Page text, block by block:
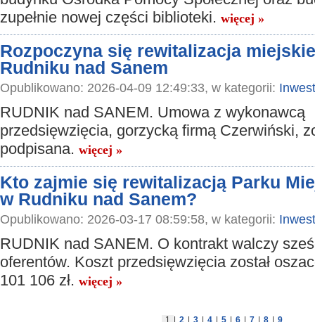
zupełnie nowej części biblioteki. więcej »
Rozpoczyna się rewitalizacja
Rudniku nad Sanem
Opublikowano: 2026-04-09 12:49:33, w kategorii:
RUDNIK nad SANEM. Umowa z wykonawcą
przedsięwzięcia, gorzycką firmą Czerwiński,
podpisana. więcej »
Kto zajmie się rewitalizacją Parku
w Rudniku nad Sanem?
Opublikowano: 2026-03-17 08:59:58, w kategorii:
RUDNIK nad SANEM. O kontrakt walczy
oferentów. Koszt przedsięwzięcia został
101 106 zł. więcej »
1 2 3 4 5 6 7 8 9